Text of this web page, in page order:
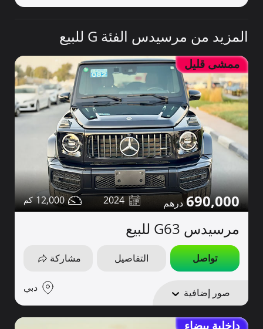
المزيد من مرسيدس الفئة G للبيع
ممشى قليل
690,000
2024
12,000
مرسيدس G63 للبيع
تواصل التفاصيل مشاركة
صور إضافية دبي
داخلية بيضاء